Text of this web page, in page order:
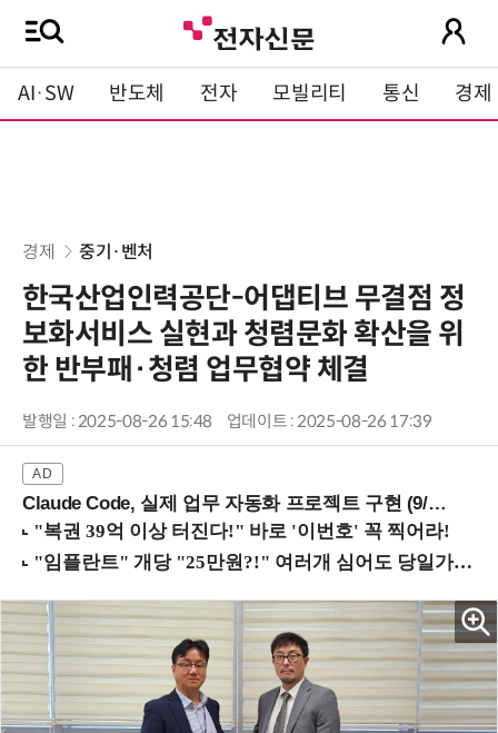
AI·SW 반도체 전자 모빌리티 통신 경제
경제 중기·벤처
한국산업인력공단-어댑티브 무결점 정
보화서비스 실현과 청렴문화 확산을 위
한 반부패·청렴 업무협약 체결
발행일 : 2025-08-26 15:48 업데이트 : 2025-08-26 17:39
Claude Code, 실제 업무 자동화 프로젝트 구현 (9/16 ~17 강남역)